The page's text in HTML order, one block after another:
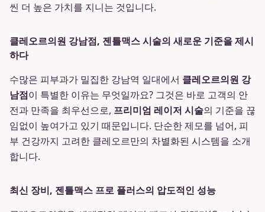
씬 더 높은 가치를 지니는 것입니다.
클레오르의원 강남점, 젠틀맥스 시술의 새로운 기준을 제시
하다
수많은 피부과가 밀집한 강남역 일대에서 클레오르의원 강
남점이 특별한 이유는 무엇일까요? 그것은 바로 고객의 안
전과 만족을 최우선으로, 프리미엄 레이저 시술의 기준을 끊
임없이 높여가고 있기 때문입니다. 단순한 제모를 넘어, 피
부 건강까지 고려한 클레오르만의 차별화된 시스템을 소개
합니다.
최신 장비, 젠틀맥스 프로 플러스의 압도적인 성능